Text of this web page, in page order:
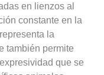
en lienzos al
constante en la
la
también permite
que se